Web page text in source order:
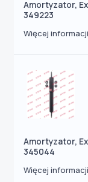
Amortyzator,
349223
Więcej
Amortyzator,
345044
Więcej